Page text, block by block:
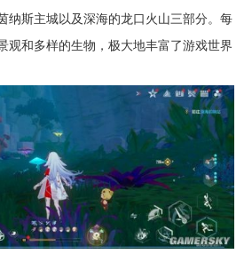
纳斯主城以及深海的龙口火山三部分。每
观和多样的生物，极大地丰富了游戏世界